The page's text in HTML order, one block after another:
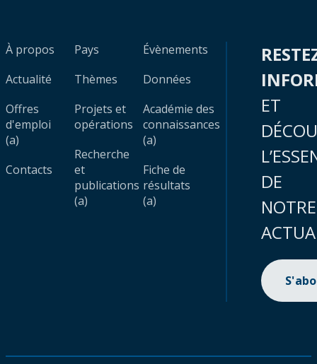
À propos
Actualité
Offres
d'emploi
(a)
Contacts
Pays
Thèmes
Projets et
opérations
Recherche
et
publications
(a)
Évènements
Données
Académie des
connaissances
(a)
Fiche de
résultats
(a)
ET
DE
NOTRE